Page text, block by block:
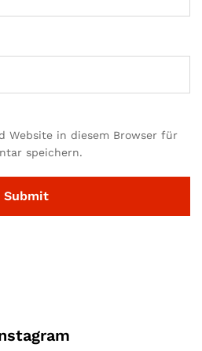
Website in diesem Browser für
speichern.